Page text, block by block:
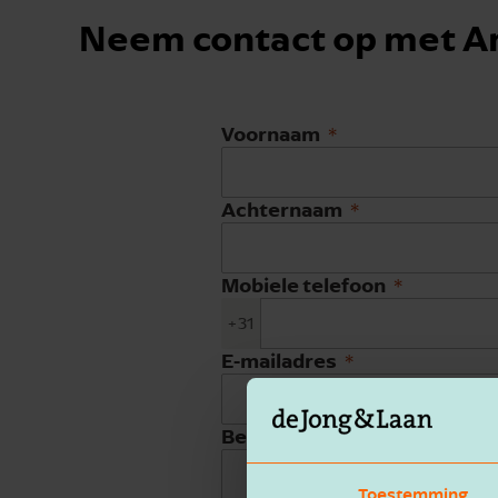
Neem contact op met
Voornaam
Achternaam
Mobiele telefoon
+31
E-mailadres
Bedrijfsnaam